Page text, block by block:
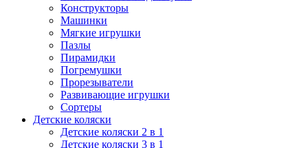
Конструкторы
Машинки
Мягкие игрушки
Пазлы
Пирамидки
Погремушки
Прорезыватели
Развивающие игрушки
Сортеры
Детские коляски
Детские коляски 2 в 1
Детские коляски 3 в 1